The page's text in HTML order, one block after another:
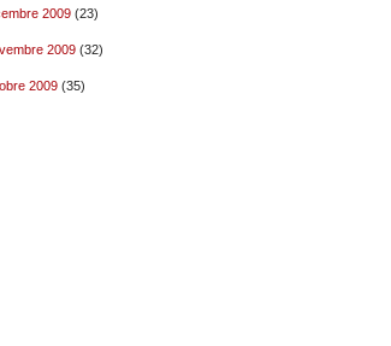
2009 (23)
2009 (32)
2009 (35)